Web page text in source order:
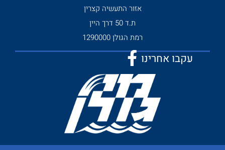
אזור התעשיה קצרין
ת.ד 50 דרך היין
רמת הגולן 1290000
עקבו אחרינו